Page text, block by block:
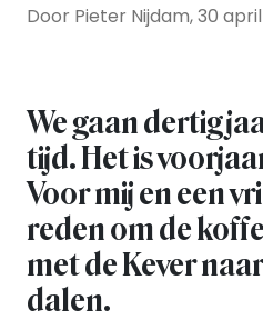
Door Pieter Nijdam, 30
We gaan dertig
tijd. Het is
Voor mij en een
reden om de
met de Kever
dalen.